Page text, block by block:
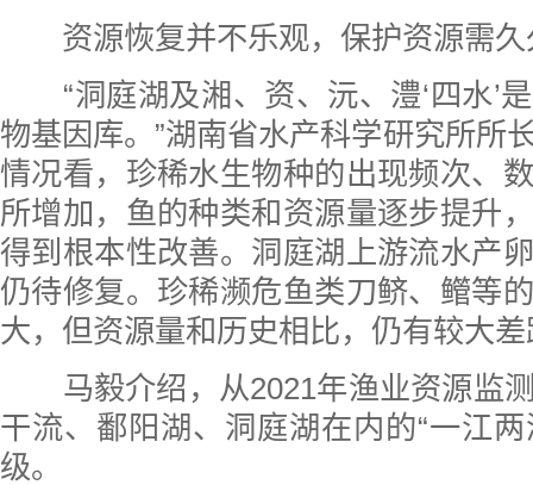
资源恢复并不乐观，保护资源需久
“洞庭湖及湘、资、沅、澧‘四水’
物基因库。”湖南省水产科学研究所所
情况看，珍稀水生物种的出现频次、
所增加，鱼的种类和资源量逐步提升
得到根本性改善。洞庭湖上游流水产
仍待修复。珍稀濒危鱼类刀鲚、鳤等
大，但资源量和历史相比，仍有较大
马毅介绍，从2021年渔业资源监
干流、鄱阳湖、洞庭湖在内的“一江两
级。